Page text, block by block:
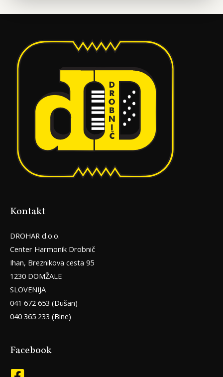
Kontakt
DROHAR d.o.o.
Center Harmonik Drobnič
Ihan, Breznikova cesta 95
1230 DOMŽALE
SLOVENIJA
041 672 653 (Dušan)
040 365 233 (Bine)
Facebook